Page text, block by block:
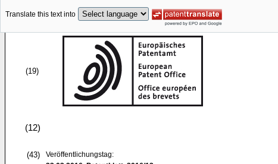
Translate this text into
(19)
(12)
(43)
Veröffentlichungstag: